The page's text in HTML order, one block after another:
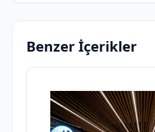
Benzer İçerikler